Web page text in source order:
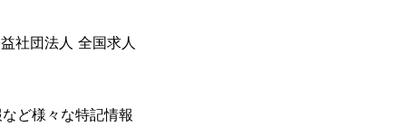
社団法人 全国求人
ど様々な特記情報